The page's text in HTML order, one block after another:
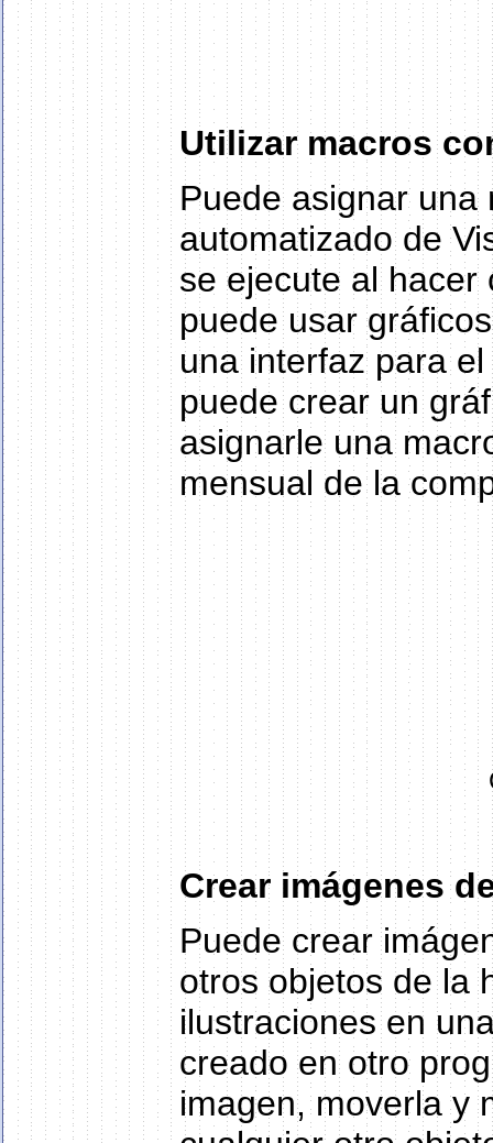
Utilizar macros
Puede asignar una
automatizado de
se ejecute al hacer
puede usar
una interfaz para
puede crear un
asignarle una
mensual de la
Crear imágenes
Puede crear
otros objetos de la
ilustraciones en
creado en otro
imagen, moverla y